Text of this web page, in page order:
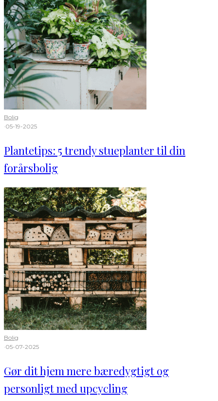
Bolig
·05-19-2025
Plantetips: 5 trendy stueplanter til din
forårsbolig
Bolig
·05-07-2025
Gør dit hjem mere bæredygtigt og
personligt med upcycling